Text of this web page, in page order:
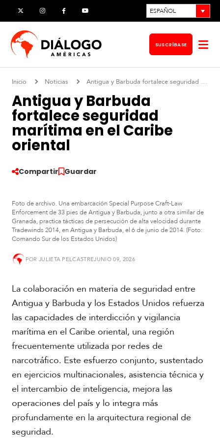
al
contenido
X InstagramFacebookYouTube ESPAÑOL
SUSCRÍBASE
S
d
é
i
c
a
e
n
t
r
o
a
m
é
Inicio Noticias Antigua y Barbuda fortalece seguridad marítima en el Caribe oriental
Antigua y Barbuda
fortalece seguridad
marítima en el Caribe
oriental
Compartir Guardar
Foto de archivo. Una embarcación Special Purpose Craft-Law
Enforcement de 33 pies de Antigua y Barbuda, junto a otra similar de
Granada, practica tácticas de persecución de alta velocidad durante
Tradewinds 2014, en Antigua y Barbuda, el 6 de junio de 2014. (Foto:
Comando Sur de los Estados Unidos)
POR JULIETA PELCASTREJUNIO 09, 2026
La colaboración en materia de seguridad entre
Antigua y Barbuda y los Estados Unidos refuerza
las capacidades de interdicción y vigilancia
marítima en el Caribe oriental, una región
frecuentemente utilizada por redes de
narcotráfico. Este esfuerzo conjunto, sustentado
en ejercicios multinacionales, asistencia técnica y
el intercambio de inteligencia, mejora las
operaciones del país y lo integra más
profundamente en la arquitectura regional de
seguridad.